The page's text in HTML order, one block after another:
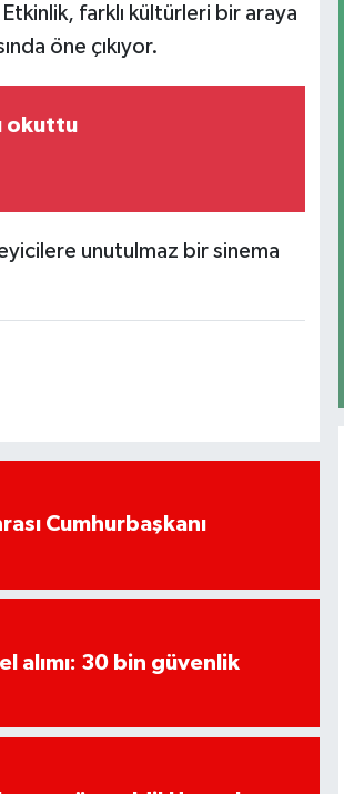
farklı kültürleri bir araya
öne çıkıyor.
okuttu
unutulmaz bir sinema
Cumhurbaşkanı
alımı: 30 bin güvenlik